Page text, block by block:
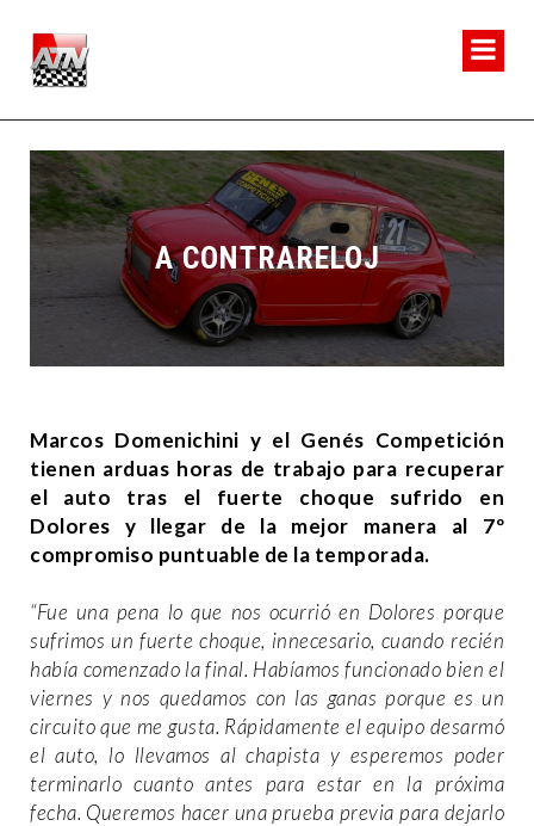
A CONTRARELOJ
Marcos Domenichini y el Genés Competición
tienen arduas horas de trabajo para recuperar
el auto tras el fuerte choque sufrido en
Dolores y llegar de la mejor manera al 7º
compromiso puntuable de la temporada.
“Fue una pena lo que nos ocurrió en Dolores porque
sufrimos un fuerte choque, innecesario, cuando recién
había comenzado la final. Habíamos funcionado bien el
viernes y nos quedamos con las ganas porque es un
circuito que me gusta. Rápidamente el equipo desarmó
el auto, lo llevamos al chapista y esperemos poder
terminarlo cuanto antes para estar en la próxima
fecha. Queremos hacer una prueba previa para dejarlo